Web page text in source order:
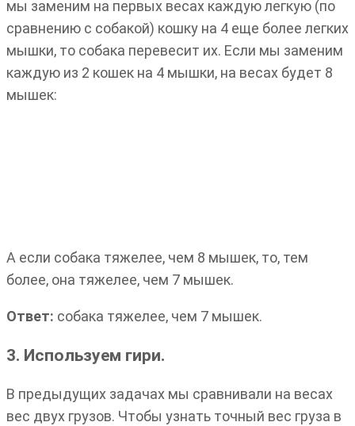
мы заменим на первых весах каждую легкую (по
сравнению с собакой) кошку на 4 еще более легких
мышки, то собака перевесит их. Если мы заменим
каждую из 2 кошек на 4 мышки, на весах будет 8
мышек:
А если собака тяжелее, чем 8 мышек, то, тем
более, она тяжелее, чем 7 мышек.
Ответ: собака тяжелее, чем 7 мышек.
3. Используем гири.
В предыдущих задачах мы сравнивали на весах
вес двух грузов. Чтобы узнать точный вес груза в